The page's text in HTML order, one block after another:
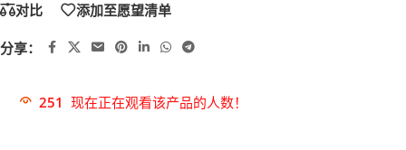
对比 添加至愿望清单
分享：
251 现在正在观看该产品的人数！